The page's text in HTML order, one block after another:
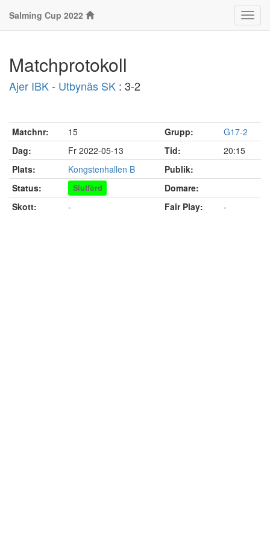
Salming Cup 2022
Matchprotokoll
Ajer IBK- Utbynäs SK : 3-2
Matchnr: 15 Grupp:
G17-2
Dag:
Fr 2022-05-13 Tid:
20:15
Plats:
Kongstenhallen B
Publik:
Status:
Slutförd
Domare:
Skott:
- Fair Play: -